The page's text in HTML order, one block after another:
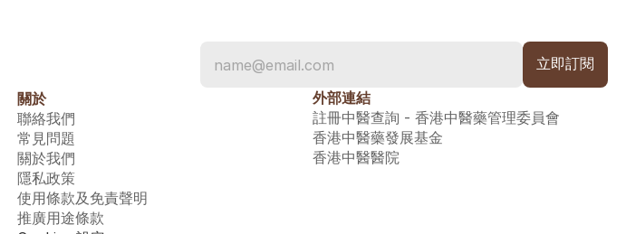
關於
聯絡我們
常見問題
關於我們
隱私政策
使用條款及免責聲明
推廣用途條款
外部連結
註冊中醫查詢 - 香港中醫藥管理委員會
香港中醫藥發展基金
香港中醫醫院